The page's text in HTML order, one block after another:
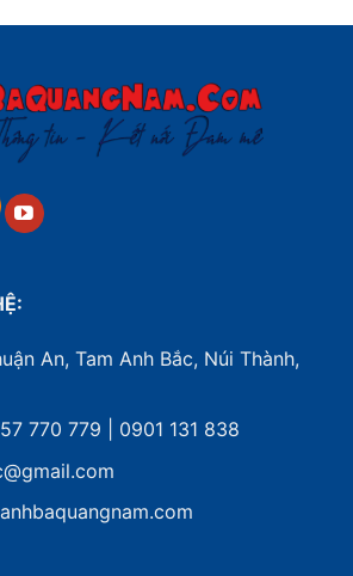
An, Tam Anh Bắc, Núi Thành,
770 779 | 0901 131 838